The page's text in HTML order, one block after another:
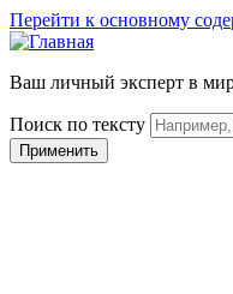
Перейти к основному
Ваш личный эксперт в
Поиск по тексту